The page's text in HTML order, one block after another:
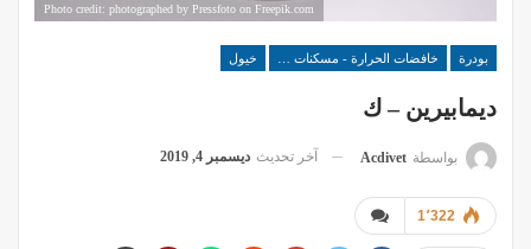
Photo credit: photographed by Pressfoto on Freepik.com
بودرة خيول
ديمابيرين – ك
بواسطة Acdivet آخر تحديث ديسمبر 4, 2019
1٬322